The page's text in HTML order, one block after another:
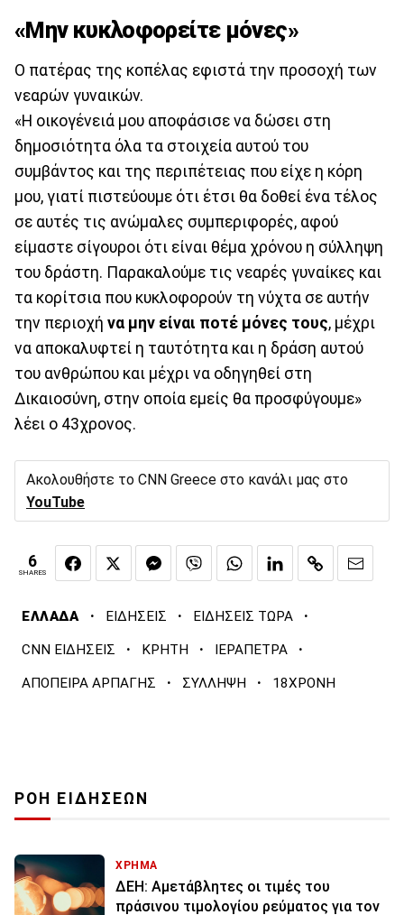
«Μην κυκλοφορείτε μόνες»
Ο πατέρας της κοπέλας εφιστά την προσοχή των
νεαρών γυναικών.
«Η οικογένειά μου αποφάσισε να δώσει στη
δημοσιότητα όλα τα στοιχεία αυτού του
συμβάντος και της περιπέτειας που είχε η κόρη
μου, γιατί πιστεύουμε ότι έτσι θα δοθεί ένα τέλος
σε αυτές τις ανώμαλες συμπεριφορές, αφού
είμαστε σίγουροι ότι είναι θέμα χρόνου η σύλληψη
του δράστη. Παρακαλούμε τις νεαρές γυναίκες και
τα κορίτσια που κυκλοφορούν τη νύχτα σε αυτήν
την περιοχή να μην είναι ποτέ μόνες τους, μέχρι
να αποκαλυφτεί η ταυτότητα και η δράση αυτού
του ανθρώπου και μέχρι να οδηγηθεί στη
Δικαιοσύνη, στην οποία εμείς θα προσφύγουμε»
λέει ο 43χρονος.
Ακολουθήστε το CNN Greece στο κανάλι μας στο
YouTube
6
SHARES
ΕΛΛΑΔΑ · ΕΙΔΗΣΕΙΣ · ΕΙΔΗΣΕΙΣ ΤΩΡΑ ·
CNN ΕΙΔΗΣΕΙΣ · ΚΡΗΤΗ · ΙΕΡΑΠΕΤΡΑ ·
ΑΠΟΠΕΙΡΑ ΑΡΠΑΓΗΣ · ΣΥΛΛΗΨΗ · 18ΧΡΟΝΗ
ΡΟΗ ΕΙΔΗΣΕΩΝ
ΧΡΗΜΑ
ΔΕΗ: Αμετάβλητες οι τιμές του
πράσινου τιμολογίου ρεύματος για τον